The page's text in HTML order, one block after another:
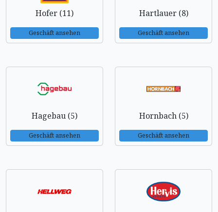
Hofer (11)
Geschäft ansehen
Hartlauer (8)
Geschäft ansehen
Hagebau (5)
Geschäft ansehen
Hornbach (5)
Geschäft ansehen